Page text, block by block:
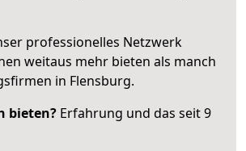
professionelles Netzwerk
weitaus mehr bieten als manch
in Flensburg.
bieten? Erfahrung und das seit 9